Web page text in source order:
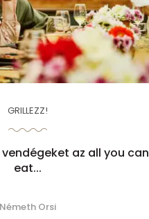
GRILLEZZ!
az all you can
eat...
Németh Orsi